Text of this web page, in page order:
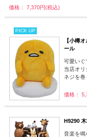
価格： 7,370円(税込)
PICK UP
【小樽
ール
可愛いぐ
当店オリ
ネジを
価格：
H9290
音楽を鳴